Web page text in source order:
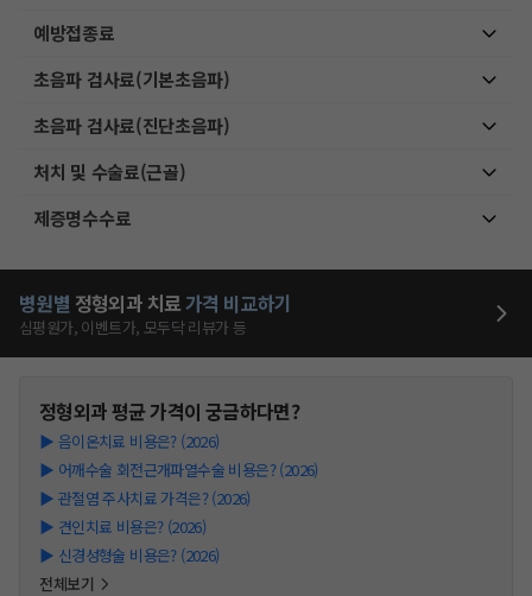
예방접종료
초음파 검사료(기본초음파)
초음파 검사료(진단초음파)
처치 및 수술료(근골)
제증명수수료
병원별 정형외과 치료가격 비교하기
심평원가, 이벤트가, 모두닥 리뷰가 등
정형외과평균 가격이 궁금하다면?
▶ 음이온치료 비용은? (2026)
▶ 어깨수술 회전근개파열수술 비용은? (2026)
▶ 관절염 주사치료 가격은? (2026)
▶ 견인치료 비용은? (2026)
▶ 신경성형술 비용은? (2026)
전체보기